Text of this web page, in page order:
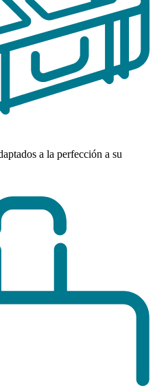
a la perfección a su